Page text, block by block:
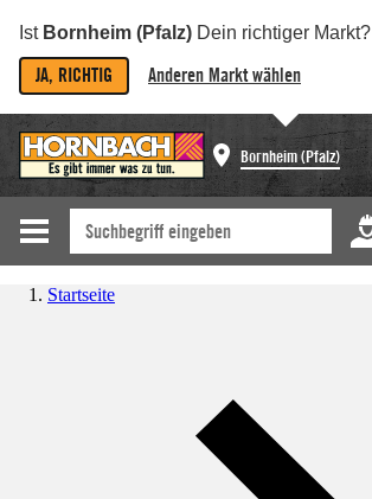
Ist Bornheim (Pfalz) Dein richtiger Markt?
JA, RICHTIG Anderen Markt wählen
Bornheim (Pfalz)
Startseite